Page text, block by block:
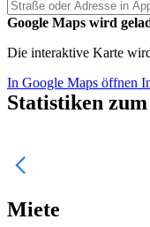
Google Maps wird
Die interaktive Karte
In Google Maps öffnen
Statistiken
Miete